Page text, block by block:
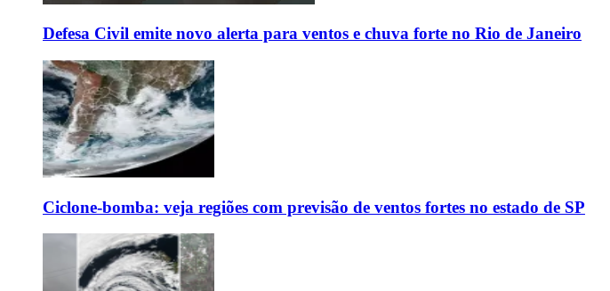
Defesa Civil emite novo alerta para ventos e chuva forte no Rio de Janeiro
Ciclone-bomba: veja regiões com previsão de ventos fortes no estado de SP